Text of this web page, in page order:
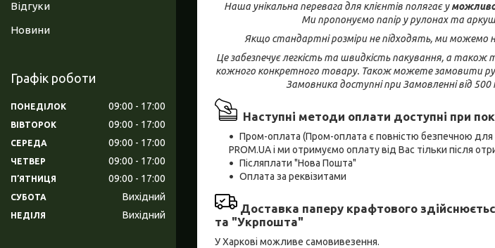
Наша унікальна перевага для клієнтів полягає у
Ми пропонуємо папір у рулонах та
Якщо стандартні розміри не підходять, ми можемо
Це забезпечує легкість та швидкість пакування, а також
кожного конкретного товару. Також можете замовити
Замовника доступні при Замовленні від
Наступні методи оплати доступні при
Пром-оплата (Пром-оплата є повністю безпечною
PROM.UA і ми отримуємо оплату від Вас тільки після
Післяплати "Нова Пошта"
Оплата за реквізитами
Доставка паперу крафтового
та "Укрпошта"
У Харкові можливе самовивезення.
Відгуки
Новини
Графік роботи
ПОНЕДІЛОК 09:00 17:00
ВІВТОРОК 09:00 17:00
СЕРЕДА 09:00 17:00
ЧЕТВЕР 09:00 17:00
ПʼЯТНИЦЯ 09:00 17:00
СУБОТА Вихідний
НЕДІЛЯ Вихідний